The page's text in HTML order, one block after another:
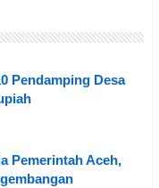
Pendamping Desa
Pemerintah Aceh,